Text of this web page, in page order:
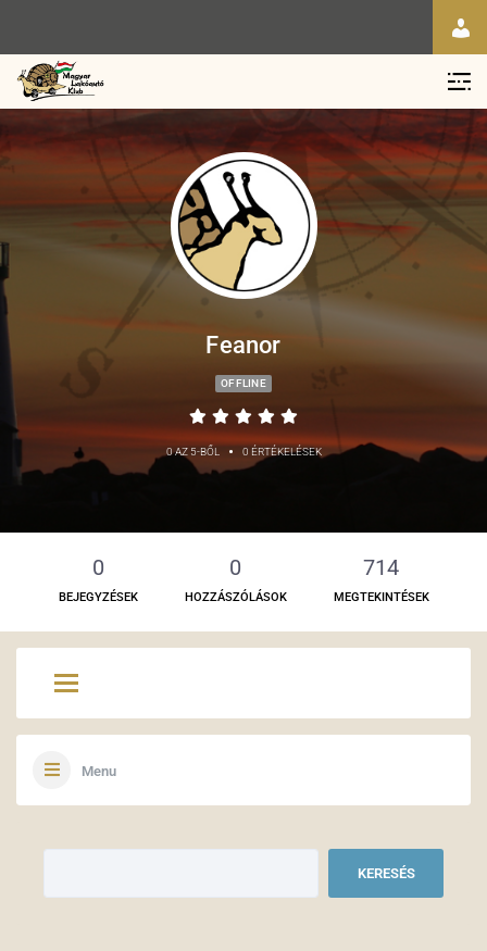
Feanor
OFFLINE
0 AZ 5-BŐL • 0 ÉRTÉKELÉSEK
0
BEJEGYZÉSEK
0
HOZZÁSZÓLÁSOK
714
MEGTEKINTÉSEK
Menu